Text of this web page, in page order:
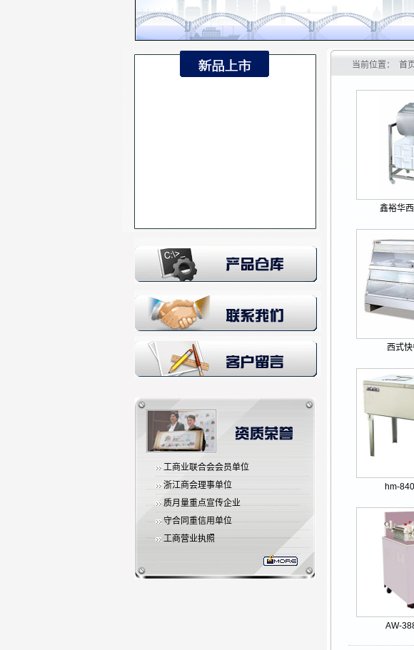
工商业联合会会员单位
浙江商会理事单位
质月量重点宣传企业
守合同重信用单位
工商营业执照
当前位置： 首
鑫裕华
西式快
hm-
AW-